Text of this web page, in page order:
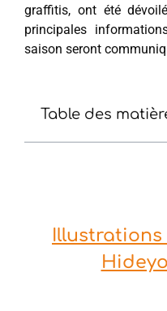
graffitis, ont été
principales
saison seront
Table des
Illustrations